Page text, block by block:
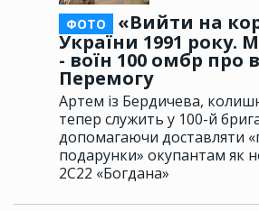
ФОТО
«Вийти на
України 1991 року.
- воїн 100 омбр про
Перемогу
Артем із Бердичева,
тепер служить у 100-й
допомагаючи доставляти
подарунки» окупантам як
2С22 «Богдана»